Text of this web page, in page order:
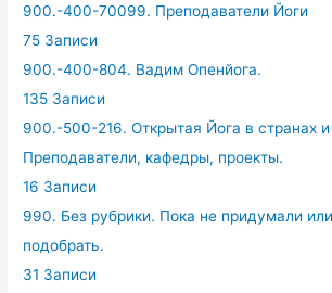
900.-400-70099. Преподаватели Йоги
75 Записи
900.-400-804. Вадим Опенйога.
135 Записи
900.-500-216. Открытая Йога в странах и
Преподаватели, кафедры, проекты.
16 Записи
990. Без рубрики. Пока не придумали
подобрать.
31 Записи